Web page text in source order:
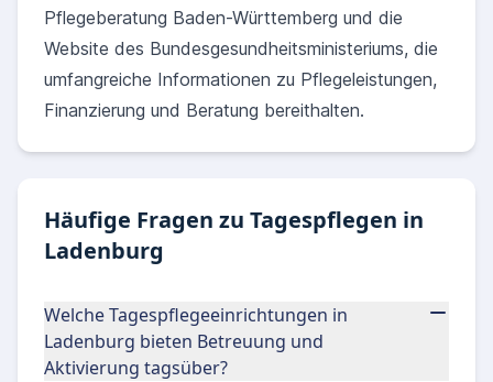
Pflegeberatung Baden-Württemberg und die
Website des Bundesgesundheitsministeriums, die
umfangreiche Informationen zu Pflegeleistungen,
Finanzierung und Beratung bereithalten.
Häufige Fragen zu Tagespflegen in
Ladenburg
Welche Tagespflegeeinrichtungen in
Ladenburg bieten Betreuung und
Aktivierung tagsüber?